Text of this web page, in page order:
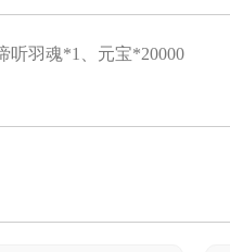
听羽魂*1、元宝*20000